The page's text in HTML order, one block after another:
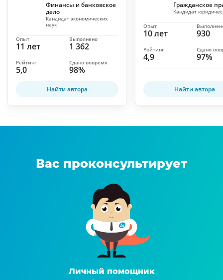
Финансы и банковское
дело
Кандидат экономических
наук
11 лет
Опыт
1 362
Выполнено
5,0
Рейтинг
98%
Сдано вовремя
Найти автора
Гражданское
Кандидат
10 лет
Опыт
930
4,9
Рейтинг
97%
Сдано
Найти автора
Вас проконсультирует
Личный помощник